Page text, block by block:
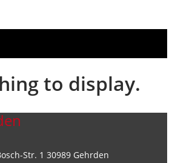
to display.
Str. 1 30989 Gehrden